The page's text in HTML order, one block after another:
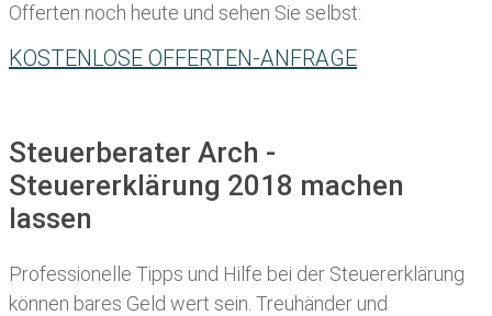
Offerten noch heute und sehen Sie selbst:
KOSTENLOSE OFFERTEN-ANFRAGE
Steuerberater Arch -
Steuererklärung 2018 machen
lassen
Professionelle Tipps und Hilfe bei der Steuererklärung
können bares Geld wert sein. Treuhänder und